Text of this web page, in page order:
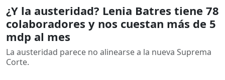
¿Y la austeridad? Lenia Batres tiene 78
colaboradores y nos cuestan más de 5
mdp al mes
La austeridad parece no alinearse a la nueva Suprema
Corte.